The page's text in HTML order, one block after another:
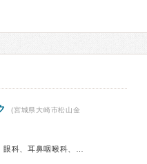
(宮城県大崎市松山金